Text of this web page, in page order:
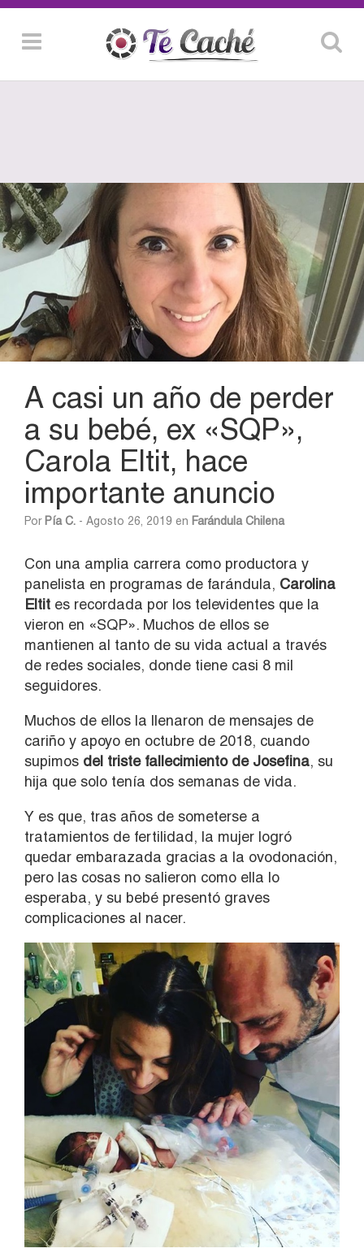
A casi un año de perder
a su bebé, ex «SQP»,
Carola Eltit, hace
importante anuncio
Por Pía C. - Agosto 26, 2019 en Farándula Chilena
Con una amplia carrera como productora y
panelista en programas de farándula, Carolina
Eltit es recordada por los televidentes que la
vieron en «SQP». Muchos de ellos se
mantienen al tanto de su vida actual a través
de redes sociales, donde tiene casi 8 mil
seguidores.
Muchos de ellos la llenaron de mensajes de
cariño y apoyo en octubre de 2018, cuando
supimos del triste fallecimiento de Josefina, su
hija que solo tenía dos semanas de vida.
Y es que, tras años de someterse a
tratamientos de fertilidad, la mujer logró
quedar embarazada gracias a la ovodonación,
pero las cosas no salieron como ella lo
esperaba, y su bebé presentó graves
complicaciones al nacer.